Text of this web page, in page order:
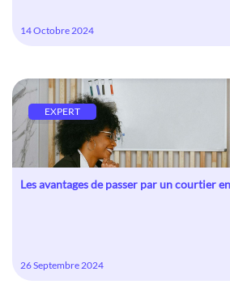
14 Octobre 2024
EXPERT
Les avantages de passer par un courtier
26 Septembre 2024